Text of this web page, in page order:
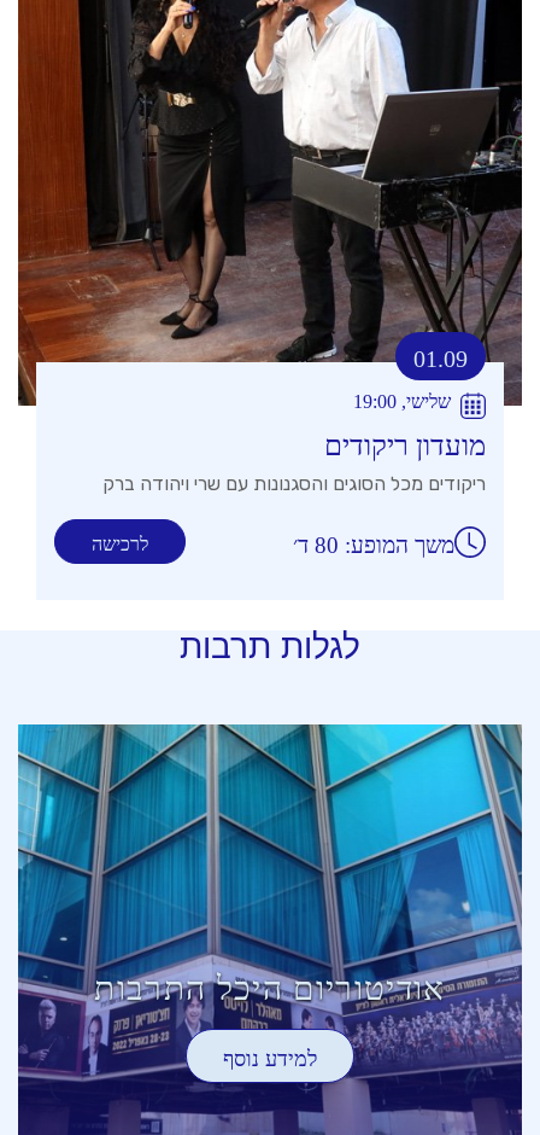
01.09
שלישי, 19:00
מועדון ריקודים
ריקודים מכל הסוגים והסגנונות עם שרי ויהודה ברק
לרכישה משך המופע: 80 ד׳
לגלות תרבות
אודיטוריום היכל התרבות
למידע נוסף